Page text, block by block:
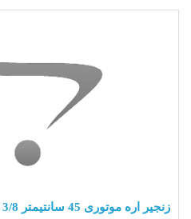
زنجیر اره موتوری 45 سانتیمتر 3/8 اورگن OREGON